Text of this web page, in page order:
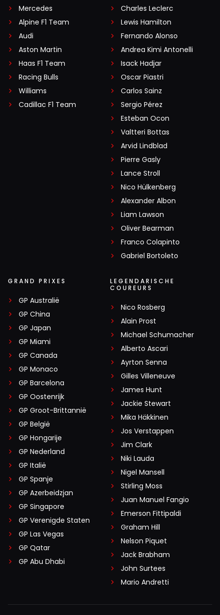
Mercedes
Alpine F1 Team
Audi
Aston Martin
Haas F1 Team
Racing Bulls
Williams
Cadillac F1 Team
Charles Leclerc
Lewis Hamilton
Fernando Alonso
Andrea Kimi Antonelli
Isack Hadjar
Oscar Piastri
Carlos Sainz
Sergio Pérez
Esteban Ocon
Valtteri Bottas
Arvid Lindblad
Pierre Gasly
Lance Stroll
Nico Hülkenberg
Alexander Albon
Liam Lawson
Oliver Bearman
Franco Colapinto
Gabriel Bortoleto
GRAND PRIXES
GP Australië
GP China
GP Japan
GP Miami
GP Canada
GP Monaco
GP Barcelona
GP Oostenrijk
GP Groot-Brittannië
GP België
GP Hongarije
GP Nederland
GP Italië
GP Spanje
GP Azerbeidzjan
GP Singapore
GP Verenigde Staten
GP Las Vegas
GP Qatar
GP Abu Dhabi
LEGENDARISCHE
COUREURS
Nico Rosberg
Alain Prost
Michael Schumacher
Alberto Ascari
Ayrton Senna
Gilles Villeneuve
James Hunt
Jackie Stewart
Mika Häkkinen
Jos Verstappen
Jim Clark
Niki Lauda
Nigel Mansell
Stirling Moss
Juan Manuel Fangio
Emerson Fittipaldi
Graham Hill
Nelson Piquet
Jack Brabham
John Surtees
Mario Andretti